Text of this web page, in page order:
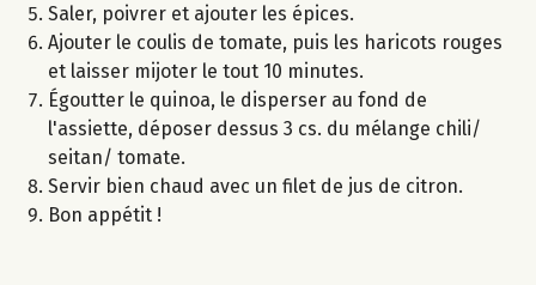
Saler, poivrer et ajouter les épices.
Ajouter le coulis de tomate, puis les haricots rouges
et laisser mijoter le tout 10 minutes.
Égoutter le quinoa, le disperser au fond de
l'assiette, déposer dessus 3 cs. du mélange chili/
seitan/ tomate.
Servir bien chaud avec un filet de jus de citron.
Bon appétit !